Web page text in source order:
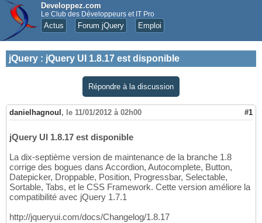
Developpez.com
Le Club des Développeurs et IT Pro
Actus Forum jQuery Emploi
jQuery : jQuery UI 1.8.17 est disponible
Répondre à la discussion
danielhagnoul , le 11/01/2012 à 02h00 #1
jQuery UI 1.8.17 est disponible
La dix-septième version de maintenance de la branche 1.8
corrige des bogues dans Accordion, Autocomplete, Button,
Datepicker, Droppable, Position, Progressbar, Selectable,
Sortable, Tabs, et le CSS Framework. Cette version améliore la
compatibilité avec jQuery 1.7.1
http://jqueryui.com/docs/Changelog/1.8.17